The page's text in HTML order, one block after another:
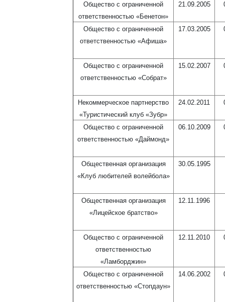
Общество с ограниченной
ответственностью «Бенетон»
21.09.2005
Общество с ограниченной
ответственностью «Афиша»
17.03.2005
Общество с ограниченной
ответственностью «Собрат»
15.02.2007
Некоммерческое партнерство
«Туристический клуб «Зубр»
24.02.2011
Общество с ограниченной
ответственностью «Даймонд»
06.10.2009
Общественная организация
«Клуб любителей волейбола»
30.05.1995
Общественная организация
«Лицейское братство»
12.11.1996
Общество с ограниченной
ответственностью
«Ламборджин»
12.11.2010
Общество с ограниченной
ответственностью «Стопдаун»
14.06.2002